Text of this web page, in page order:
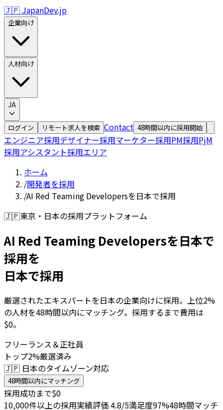
🇯🇵 JapanDev.jp
企業向け
人材向け
JA
ログイン リモート求人を検索 Contact 48時間以内に採用開始
エンジニア採用デザイナー採用マーケター採用PM採用PjM
採用アシスタント採用エリア
ホーム
/開発者を採用
/AI Red Teaming Developersを日本で採用
🇯🇵東京・日本の採用プラットフォーム
AI Red Teaming Developersを日本で
採用を
日本で採用
厳選されたエキスパートを日本の企業向けに採用。上位2%
の人材を48時間以内にマッチング。採用するまで費用は
$0。
フリーランス＆正社員
トップ2%厳選済み
🇯🇵 日本のタイムゾーン対応
48時間以内にマッチング
採用成功まで$0
10,000件以上の採用実績評価 4.8/5満足度97%48時間マッチ